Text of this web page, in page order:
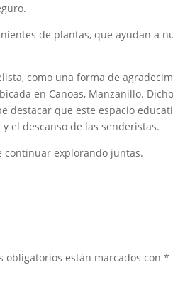
de plantas, que ayudan a
como una forma de
en Canoas, Manzanillo.
destacar que este espacio
el descanso de las senderistas.
continuar explorando juntas.
obligatorios están marcados con*